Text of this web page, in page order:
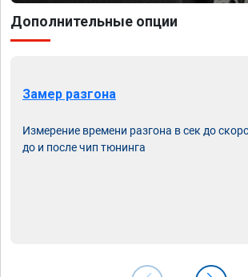
Дополнительные опции
Замер разгона
Измерение времени разгона в сек до
до и после чип тюнинга